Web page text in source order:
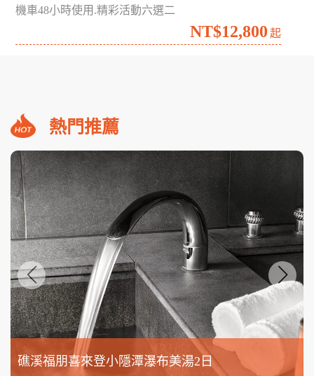
機車48小時使用.精彩活動六選二
NT$12,800 起
熱門推薦
礁溪福朋喜來登小隱潭瀑布美湯2日